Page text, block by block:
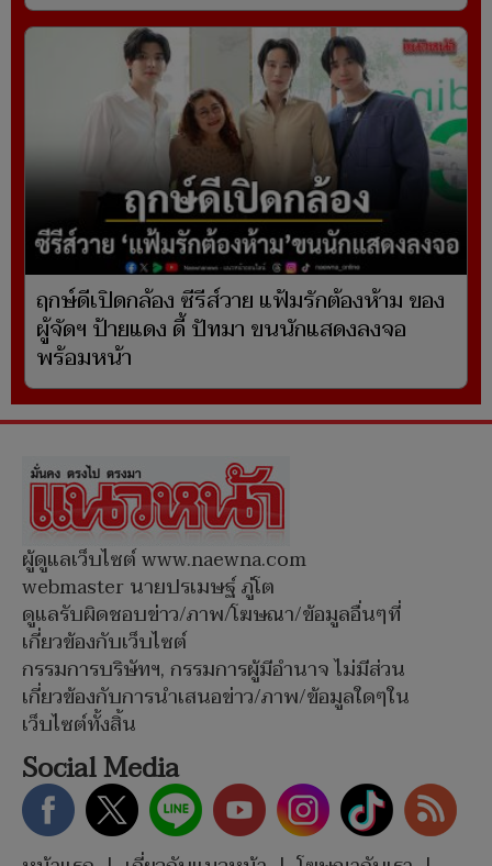
ฤกษ์ดีเปิดกล้อง ซีรีส์วาย แฟ้มรักต้องห้าม ของ
ผู้จัดฯ ป้ายแดง ดี้ ปัทมา ขนนักแสดงลงจอ
พร้อมหน้า
ผู้ดูแลเว็บไซต์ www.naewna.com
webmaster นายปรเมษฐ์ ภู่โต
ดูแลรับผิดชอบข่าว/ภาพ/โฆษณา/ข้อมูลอื่นๆที่
เกี่ยวข้องกับเว็บไซต์
กรรมการบริษัทฯ, กรรมการผู้มีอำนาจ ไม่มีส่วน
เกี่ยวข้องกับการนำเสนอข่าว/ภาพ/ข้อมูลใดๆใน
เว็บไซต์ทั้งสิ้น
Social Media